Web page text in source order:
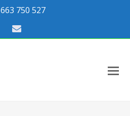
663 750 527
Email